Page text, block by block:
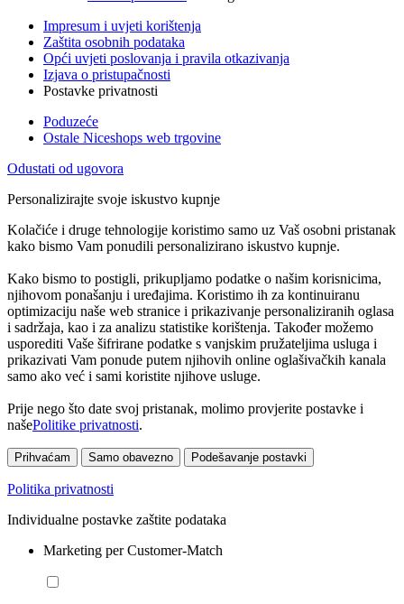
Impresum i uvjeti korištenja
Zaštita osobnih podataka
Opći uvjeti poslovanja i pravila otkazivanja
Izjava o pristupačnosti
Postavke privatnosti
Poduzeće
Ostale Niceshops web trgovine
Odustati od ugovora
Personalizirajte svoje iskustvo kupnje
Kolačiće i druge tehnologije koristimo samo uz Vaš osobni pristanak
kako bismo Vam ponudili personalizirano iskustvo kupnje.
Kako bismo to postigli, prikupljamo podatke o našim korisnicima,
njihovom ponašanju i uređajima. Koristimo ih za kontinuiranu
optimizaciju naše web stranice i prikazivanje personaliziranih oglasa
i sadržaja, kao i za analizu statistike korištenja. Također možemo
usporediti Vaše šifrirane podatke s vanjskim pružateljima usluga i
prikazivati Vam ponude putem njihovih online oglašivačkih kanala
samo ako već i sami koristite njihove usluge.
Prije nego što date svoj pristanak, molimo provjerite postavke i
našePolitike privatnosti.
Prihvaćam Samo obavezno Podešavanje postavki
Politika privatnosti
Individualne postavke zaštite podataka
Marketing per Customer-Match